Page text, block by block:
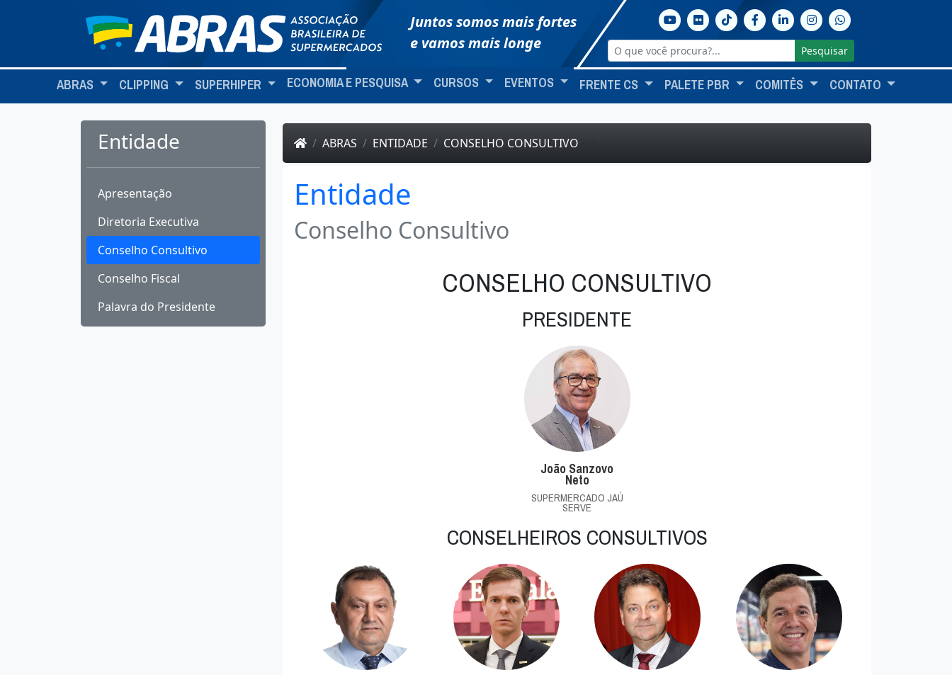
Juntos somos mais fortes
e vamos mais longe
Pesquisar
ABRAS CLIPPING SUPERHIPER ECONOMIA E PESQUISA CURSOS EVENTOS FRENTE CS PALETE PBR COMITÊS CONTATO
Entidade
Apresentação
Diretoria Executiva
Conselho Consultivo
Conselho Fiscal
Palavra do Presidente
ABRAS ENTIDADE CONSELHO CONSULTIVO
Entidade
Conselho Consultivo
CONSELHO CONSULTIVO
PRESIDENTE
João Sanzovo
Neto
SUPERMERCADO JAÚ
SERVE
CONSELHEIROS CONSULTIVOS